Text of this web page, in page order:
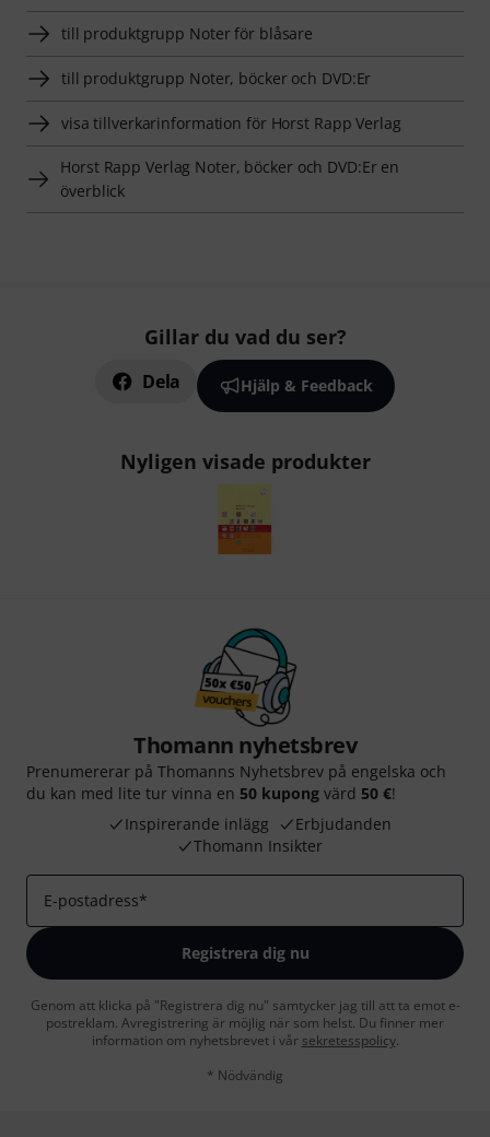
till produktgrupp Noter för blåsare
till produktgrupp Noter, böcker och DVD:Er
visa tillverkarinformation för Horst Rapp Verlag
Horst Rapp Verlag Noter, böcker och DVD:Er en
överblick
Gillar du vad du ser?
Dela Hjälp & Feedback
Nyligen visade produkter
Thomann nyhetsbrev
Prenumererar på Thomanns Nyhetsbrev på engelska och
du kan med lite tur vinna en 50 kupong värd 50 €!
Inspirerande inlägg
Erbjudanden
Thomann Insikter
E-postadress*
Registrera dig nu
Genom att klicka på "Registrera dig nu" samtycker jag till att ta emot e-
postreklam. Avregistrering är möjlig när som helst. Du finner mer
information om nyhetsbrevet i vår sekretesspolicy.
* Nödvändig